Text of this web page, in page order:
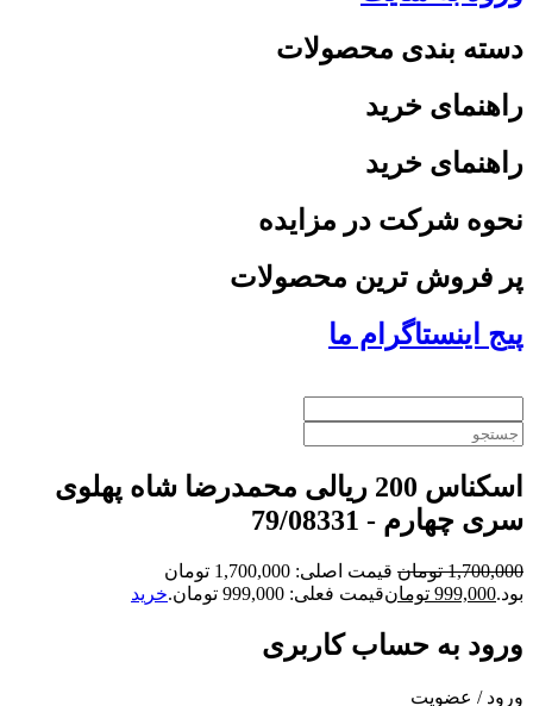
دسته بندی محصولات
راهنمای خرید
راهنمای خرید
نحوه شرکت در مزایده
پر فروش ترین محصولات
پیج اینستاگرام ما
اسکناس 200 ریالی محمدرضا شاه پهلوی
سری چهارم - 79/08331
1,700,000 تومان
قیمت اصلی: 1,700,000 تومان
بود.999,000 تومانقیمت فعلی: 999,000 تومان. خرید
ورود به حساب کاربری
ورود / عضویت